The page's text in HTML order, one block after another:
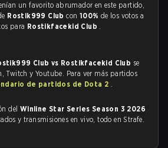
un favorito abrumador en este partido,
Rostik999 Clubcon 100% de los votos a
para Rostikfacekid Club .
Club vs Rostikfacekid Club se
Twitch y Youtube. Para ver más partidos
de partidos de Dota 2 .
del Winline Star Series Season 3 2026
y transmisiones en vivo, todo en Strafe.